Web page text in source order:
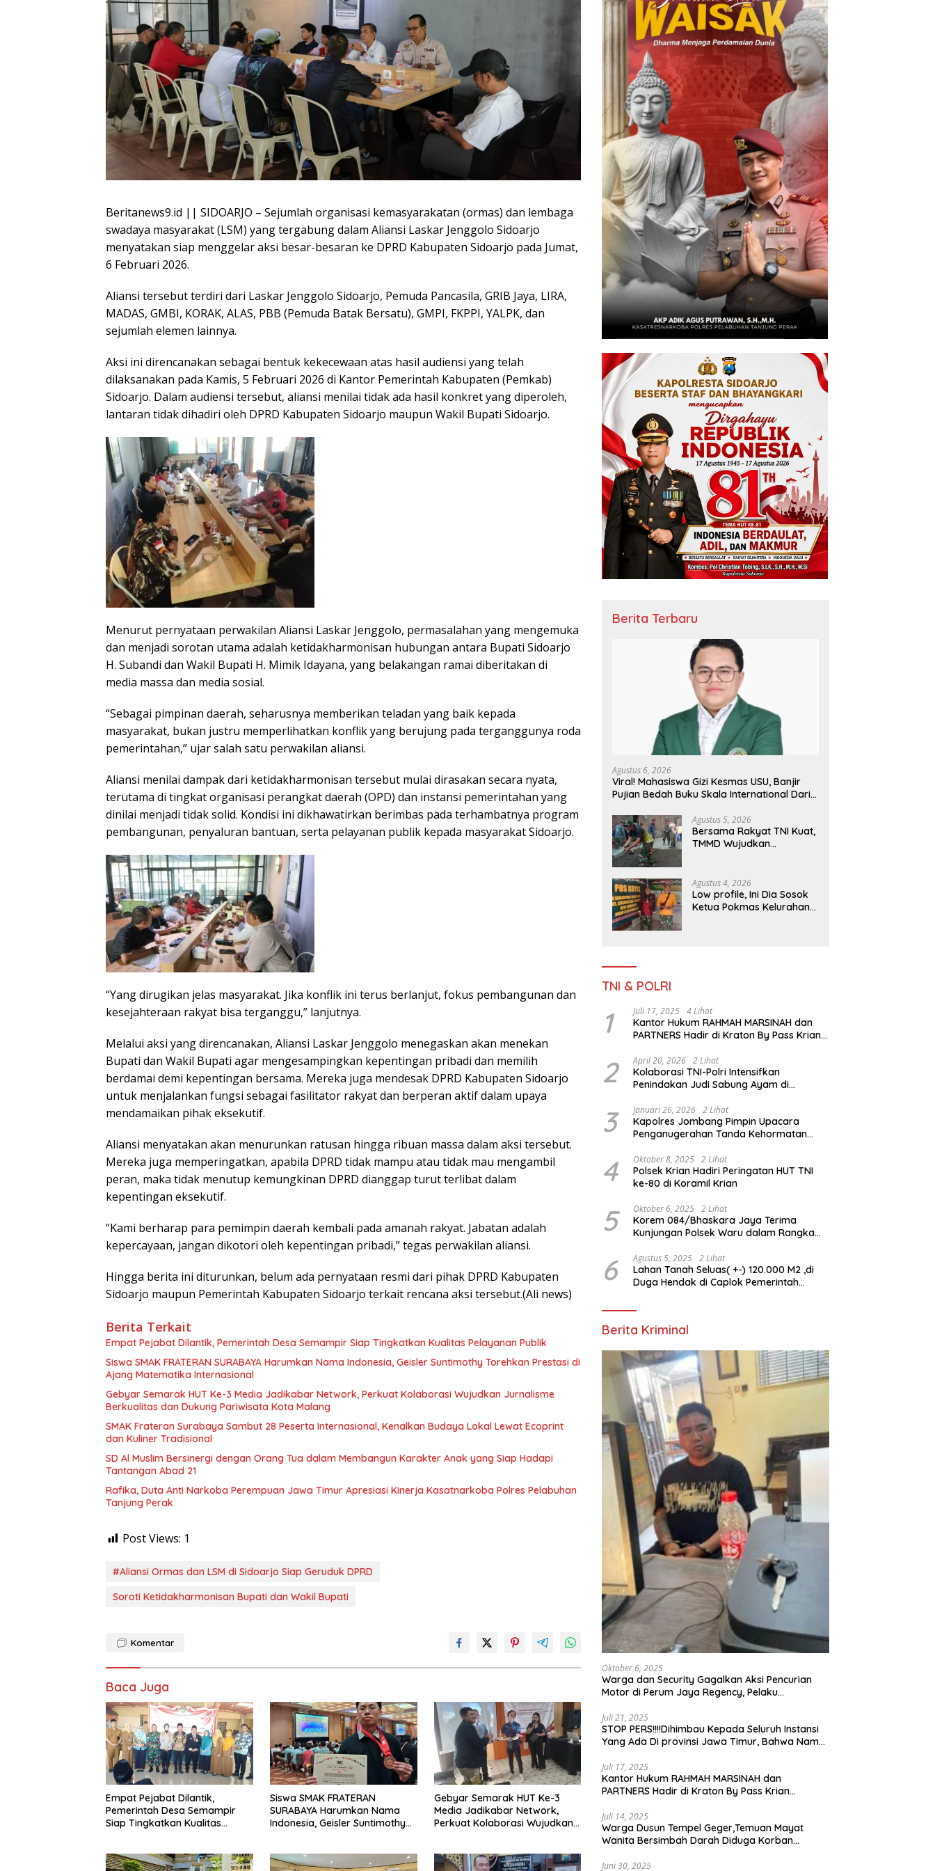
Beritanews9.id || SIDOARJO – Sejumlah organisasi kemasyarakatan (ormas) dan lembaga
swadaya masyarakat (LSM) yang tergabung dalam Aliansi Laskar Jenggolo Sidoarjo
menyatakan siap menggelar aksi besar-besaran ke DPRD Kabupaten Sidoarjo pada Jumat,
6 Februari 2026.
Aliansi tersebut terdiri dari Laskar Jenggolo Sidoarjo, Pemuda Pancasila, GRIB Jaya, LIRA,
MADAS, GMBI, KORAK, ALAS, PBB (Pemuda Batak Bersatu), GMPI, FKPPI, YALPK, dan
sejumlah elemen lainnya.
Aksi ini direncanakan sebagai bentuk kekecewaan atas hasil audiensi yang telah
dilaksanakan pada Kamis, 5 Februari 2026 di Kantor Pemerintah Kabupaten (Pemkab)
Sidoarjo. Dalam audiensi tersebut, aliansi menilai tidak ada hasil konkret yang diperoleh,
lantaran tidak dihadiri oleh DPRD Kabupaten Sidoarjo maupun Wakil Bupati Sidoarjo.
Menurut pernyataan perwakilan Aliansi Laskar Jenggolo, permasalahan yang mengemuka
dan menjadi sorotan utama adalah ketidakharmonisan hubungan antara Bupati Sidoarjo
H. Subandi dan Wakil Bupati H. Mimik Idayana, yang belakangan ramai diberitakan di
media massa dan media sosial.
“Sebagai pimpinan daerah, seharusnya memberikan teladan yang baik kepada
masyarakat, bukan justru memperlihatkan konflik yang berujung pada terganggunya roda
pemerintahan,” ujar salah satu perwakilan aliansi.
Aliansi menilai dampak dari ketidakharmonisan tersebut mulai dirasakan secara nyata,
terutama di tingkat organisasi perangkat daerah (OPD) dan instansi pemerintahan yang
dinilai menjadi tidak solid. Kondisi ini dikhawatirkan berimbas pada terhambatnya program
pembangunan, penyaluran bantuan, serta pelayanan publik kepada masyarakat Sidoarjo.
“Yang dirugikan jelas masyarakat. Jika konflik ini terus berlanjut, fokus pembangunan dan
kesejahteraan rakyat bisa terganggu,” lanjutnya.
Melalui aksi yang direncanakan, Aliansi Laskar Jenggolo menegaskan akan menekan
Bupati dan Wakil Bupati agar mengesampingkan kepentingan pribadi dan memilih
berdamai demi kepentingan bersama. Mereka juga mendesak DPRD Kabupaten Sidoarjo
untuk menjalankan fungsi sebagai fasilitator rakyat dan berperan aktif dalam upaya
mendamaikan pihak eksekutif.
Aliansi menyatakan akan menurunkan ratusan hingga ribuan massa dalam aksi tersebut.
Mereka juga memperingatkan, apabila DPRD tidak mampu atau tidak mau mengambil
peran, maka tidak menutup kemungkinan DPRD dianggap turut terlibat dalam
kepentingan eksekutif.
“Kami berharap para pemimpin daerah kembali pada amanah rakyat. Jabatan adalah
kepercayaan, jangan dikotori oleh kepentingan pribadi,” tegas perwakilan aliansi.
Hingga berita ini diturunkan, belum ada pernyataan resmi dari pihak DPRD Kabupaten
Sidoarjo maupun Pemerintah Kabupaten Sidoarjo terkait rencana aksi tersebut.(Ali news)
Berita Terkait
Empat Pejabat Dilantik, Pemerintah Desa Semampir Siap Tingkatkan Kualitas Pelayanan Publik
Siswa SMAK FRATERAN SURABAYA Harumkan Nama Indonesia, Geisler Suntimothy Torehkan Prestasi di
Ajang Matematika Internasional
Gebyar Semarak HUT Ke-3 Media Jadikabar Network, Perkuat Kolaborasi Wujudkan Jurnalisme
Berkualitas dan Dukung Pariwisata Kota Malang
SMAK Frateran Surabaya Sambut 28 Peserta Internasional, Kenalkan Budaya Lokal Lewat Ecoprint
dan Kuliner Tradisional
SD Al Muslim Bersinergi dengan Orang Tua dalam Membangun Karakter Anak yang Siap Hadapi
Tantangan Abad 21
Rafika, Duta Anti Narkoba Perempuan Jawa Timur Apresiasi Kinerja Kasatnarkoba Polres Pelabuhan
Tanjung Perak
Post Views: 1
#Aliansi Ormas dan LSM di Sidoarjo Siap Geruduk DPRD
Soroti Ketidakharmonisan Bupati dan Wakil Bupati
Komentar
Baca Juga
Empat Pejabat Dilantik,
Pemerintah Desa Semampir
Siap Tingkatkan Kualitas
Siswa SMAK FRATERAN
SURABAYA Harumkan Nama
Indonesia, Geisler Suntimothy
Gebyar Semarak HUT Ke-3
Media Jadikabar Network,
Perkuat Kolaborasi Wujudkan
Malang
Berita Terbaru
Agustus 6, 2026
Viral! Mahasiswa Gizi Kesmas USU, Banjir
Pujian Bedah Buku Skala International Dari
Agustus 5, 2026
Bersama Rakyat TNI Kuat,
TMMD Wujudkan
Ketahanan Nasional di
Daerah.
Agustus 4, 2026
Low profile, Ini Dia Sosok
Ketua Pokmas Kelurahan
TNI & POLRI
1 Juli 17, 2025 4 Lihat
Kantor Hukum RAHMAH MARSINAH dan
PARTNERS Hadir di Kraton By Pass Krian
2 April 20, 2026 2 Lihat
Kolaborasi TNI-Polri Intensifkan
Penindakan Judi Sabung Ayam di
3 Januari 26, 2026 2 Lihat
Kapolres Jombang Pimpin Upacara
Penganugerahan Tanda Kehormatan
Polri
4 Oktober 8, 2025 2 Lihat
Polsek Krian Hadiri Peringatan HUT TNI
ke-80 di Koramil Krian
5 Oktober 6, 2025 2 Lihat
Korem 084/Bhaskara Jaya Terima
Kunjungan Polsek Waru dalam Rangka
6 Agustus 5, 2025 2 Lihat
Lahan Tanah Seluas( +-) 120.000 M2 ,di
Duga Hendak di Caplok Pemerintah
Berita Kriminal
Oktober 6, 2025
Warga dan Security Gagalkan Aksi Pencurian
Motor di Perum Jaya Regency, Pelaku
Juli 21, 2025
STOP PERS!!!!Dihimbau Kepada Seluruh Instansi
Yang Ada Di provinsi Jawa Timur, Bahwa Nama
Beritanews9.id
Juli 17, 2025
Kantor Hukum RAHMAH MARSINAH dan
PARTNERS Hadir di Kraton By Pass Krian
Juli 14, 2025
Warga Dusun Tempel Geger,Temuan Mayat
Wanita Bersimbah Darah Diduga Korban
Juni 30, 2025